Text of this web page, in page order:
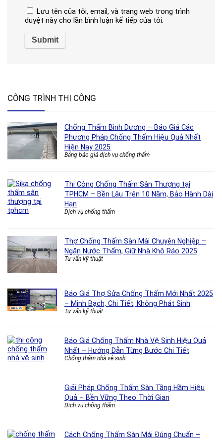
Lưu tên của tôi, email, và trang web trong trình
duyệt này cho lần bình luận kế tiếp của tôi.
CÔNG TRÌNH THI CÔNG
Chống Thấm Bình Dương – Báo Giá Các
Phương Pháp Chống Thấm Hiệu Quả Nhất
Hiện Nay 2025
Bảng báo giá dịch vụ chống thấm
Thi Công Chống Thấm Sân Thượng tại
TPHCM – Bền Lâu Trên 10 Năm, Bảo Hành Dài
Hạn
Dịch vụ chống thấm
Thợ Chống Thấm Sàn Mái Chuyên Nghiệp –
Ngăn Nước Thấm, Giữ Nhà Khô Ráo 2025
Tư vấn kỹ thuật
Báo Giá Thợ Sửa Chống Thấm Mới Nhất 2025
– Minh Bạch, Chi Tiết, Không Phát Sinh
Tư vấn kỹ thuật
Báo Giá Chống Thấm Nhà Vệ Sinh Hiệu Quả
Nhất – Hướng Dẫn Từng Bước Chi Tiết
Chống thấm nhà vệ sinh
Giải Pháp Chống Thấm Sàn Tầng Hầm Hiệu
Quả – Bền Vững Theo Thời Gian
Dịch vụ chống thấm
Cách Chống Thấm Sàn Mái Đúng Chuẩn –